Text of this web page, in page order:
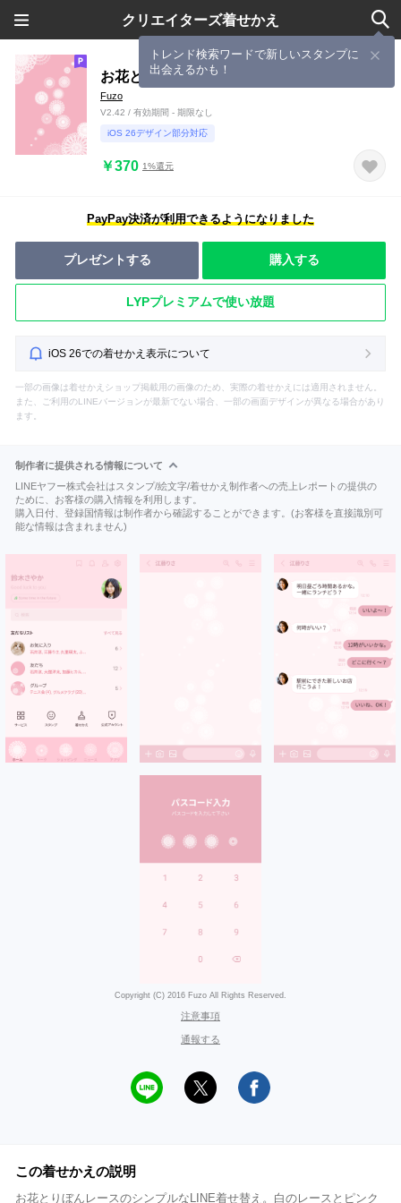
クリエイターズ着せかえ
トレンド検索ワードで新しいスタンプに
出会えるかも！
お花とリボンレース-ホワイト2-
Fuzo
V2.42 / 有効期間 - 期限なし
iOS 26デザイン部分対応
￥370 1%還元
PayPay決済が利用できるようになりました
プレゼントする 購入する
LYPプレミアムで使い放題
iOS 26での着せかえ表示について
一部の画像は着せかえショップ掲載用の画像のため、実際の着せかえには適用されません。
また、ご利用のLINEバージョンが最新でない場合、一部の画面デザインが異なる場合があり
ます。
制作者に提供される情報について
LINEヤフー株式会社はスタンプ/絵文字/着せかえ制作者への売上レポートの提供の
ために、お客様の購入情報を利用します。
購入日付、登録国情報は制作者から確認することができます。(お客様を直接識別可
能な情報は含まれません)
Copyright (C) 2016 Fuzo All Rights Reserved.
注意事項
通報する
この着せかえの説明
お花とりぼんレースのシンプルなLINE着せ替え。白のレースとピンク